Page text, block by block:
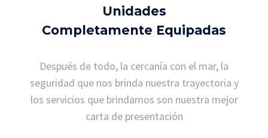
Unidades
Completamente Equipadas
Después de todo, la cercanía con el mar, la
seguridad que nos brinda nuestra trayectoria y
los servicios que brindamos son nuestra mejor
carta de presentación